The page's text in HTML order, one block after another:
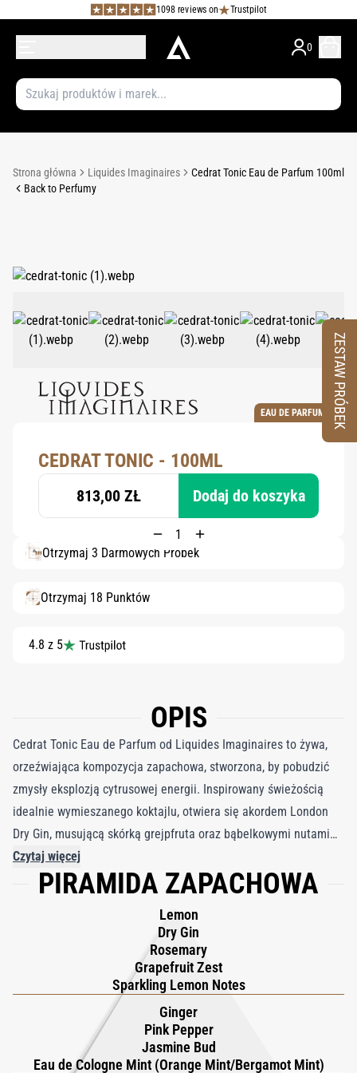
1098 reviews on Trustpilot
0
Strona główna Liquides Imaginaires
Cedrat Tonic Eau de Parfum 100ml
Back to Perfumy
EAU DE PARFUM
CEDRAT TONIC - 100ML
813,00 ZŁ Dodaj do koszyka
Otrzymaj 3 Darmowych Próbek
Otrzymaj 18 Punktów
4.8 z 5
OPIS
Cedrat Tonic Eau de Parfum od Liquides Imaginaires to żywa,
orzeźwiająca kompozycja zapachowa, stworzona, by pobudzić
zmysły eksplozją cytrusowej energii. Inspirowany świeżością
idealnie wymieszanego koktajlu, otwiera się akordem London
Dry Gin, musującą skórką grejpfruta oraz bąbelkowymi nutami
cytrusowymi, podkreślonymi recyklingową cytryną i
aromatycznym rozmarynem. Ten olśniewający początek
orzeźwiającą. W sercu zapachu chłodna mieszanka imbiru Orpur,
połączenia mięty z bergamotką oraz zielonych pąków jaśminu
dodaje głębi ziołowej i złożoności, równoważona subtelnym
ciepłem różowego pieprzu. W miarę rozwijania się kompozycji
baza oferuje czysty, pobudzający kontrast – lodowe piżma i
drzewo bursztynowe splatają się z absolutem nasion ambrette,
żywicą elemi i odzyskanym Akigalawood, nadając strukturę i
Czytaj więcej
PIRAMIDA ZAPACHOWA
Lemon
Dry Gin
Rosemary
Grapefruit Zest
Sparkling Lemon Notes
Ginger
Pink Pepper
Jasmine Bud
Eau de Cologne Mint (Orange Mint/Bergamot Mint)
ZESTAW PRÓBEK